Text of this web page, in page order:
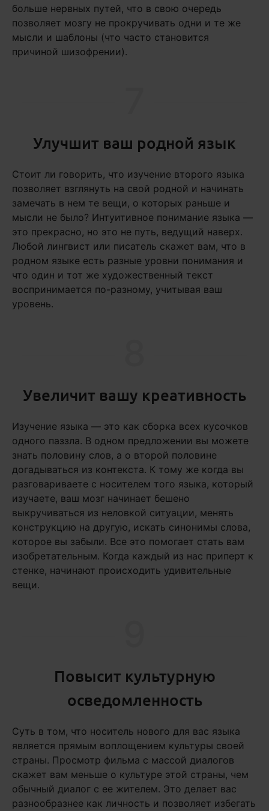
больше нервных путей, что в свою очередь
позволяет мозгу не прокручивать одни и те же
мысли и шаблоны (что часто становится
причиной шизофрении).
Улучшит ваш родной язык
Стоит ли говорить, что изучение второго языка
позволяет взглянуть на свой родной и начинать
замечать в нем те вещи, о которых раньше и
мысли не было? Интуитивное понимание языка —
это прекрасно, но это не путь, ведущий наверх.
Любой лингвист или писатель скажет вам, что в
родном языке есть разные уровни понимания и
что один и тот же художественный текст
воспринимается по-разному, учитывая ваш
уровень.
Увеличит вашу креативность
Изучение языка — это как сборка всех кусочков
одного паззла. В одном предложении вы можете
знать половину слов, а о второй половине
догадываться из контекста. К тому же когда вы
разговариваете с носителем того языка, который
изучаете, ваш мозг начинает бешено
выкручиваться из неловкой ситуации, менять
конструкцию на другую, искать синонимы слова,
которое вы забыли. Все это помогает стать вам
изобретательным. Когда каждый из нас приперт к
стенке, начинают происходить удивительные
вещи.
Повысит культурную
осведомленность
Суть в том, что носитель нового для вас языка
является прямым воплощением культуры своей
страны. Просмотр фильма с массой диалогов
скажет вам меньше о культуре этой страны, чем
обычный диалог с ее жителем. Это делает вас
разнообразнее как личность и позволяет избегать